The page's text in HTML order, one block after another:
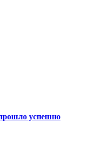
успешно